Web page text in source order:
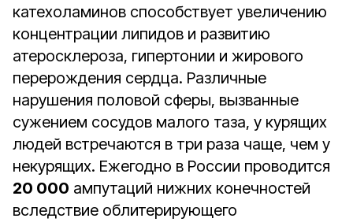
катехоламинов способствует увеличению
концентрации липидов и развитию
атеросклероза, гипертонии и жирового
перерождения сердца. Различные
нарушения половой сферы, вызванные
сужением сосудов малого таза, у курящих
людей встречаются в три раза чаще, чем у
некурящих. Ежегодно в России проводится
20 000 ампутаций нижних конечностей
вследствие облитерирующего